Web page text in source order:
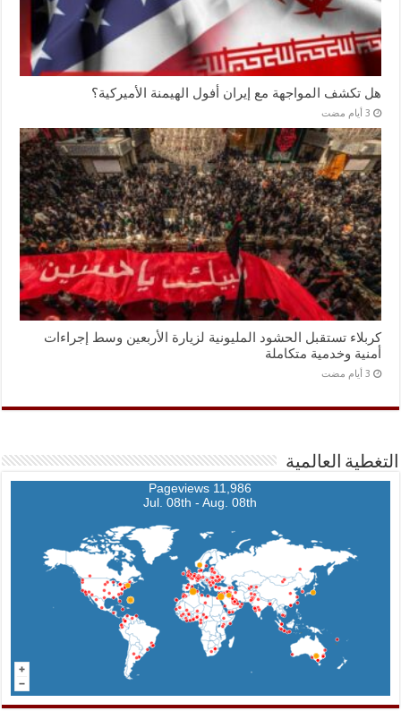
هل تكشف المواجهة مع إيران أفول الهيمنة الأميركية؟
كربلاء تستقبل الحشود المليونية لزيارة الأربعين وسط إجراءات
أمنية وخدمية متكاملة
التغطية العالمية
11,986 Pageviews
Jul. 08th - Aug. 08th